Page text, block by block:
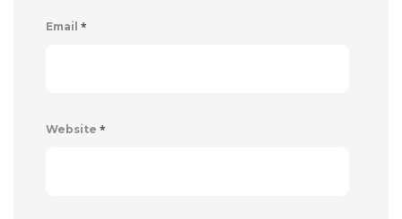
Email *
Website *